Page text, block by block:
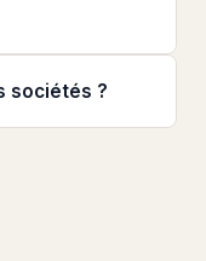
sociétés ?